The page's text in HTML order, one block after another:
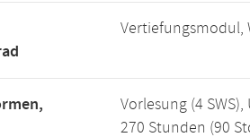
Vorlesung (4 SWS),
270 Stunden (90